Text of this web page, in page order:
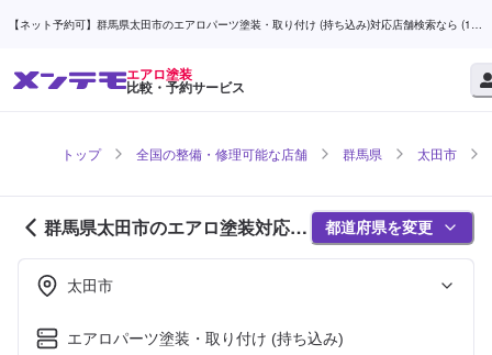
【ネット予約可】群馬県太田市のエアロパーツ塗装・取り付け (持ち込み)対応店舗検索なら (1ペ
エアロ塗装
比較・予約サービス
トップ 全国の整備・修理可能な店舗 群馬県 太田市
群馬県太田市のエアロ塗装対応店
舗紹介 (1ページ目)
都道府県を変更
太田市
エアロパーツ塗装・取り付け (持ち込み)